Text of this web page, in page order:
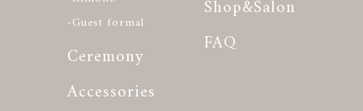
-Guest formal
Ceremony
Accessories
FAQ